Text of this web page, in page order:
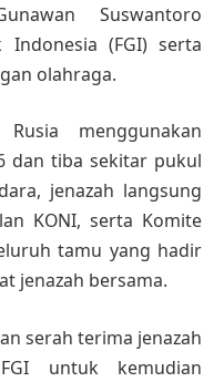
Suswantoro
Indonesia (FGI) serta
olahraga.
menggunakan
dan tiba sekitar pukul
jenazah langsung
KONI, serta Komite
tamu yang hadir
jenazah bersama.
serah terima jenazah
untuk kemudian